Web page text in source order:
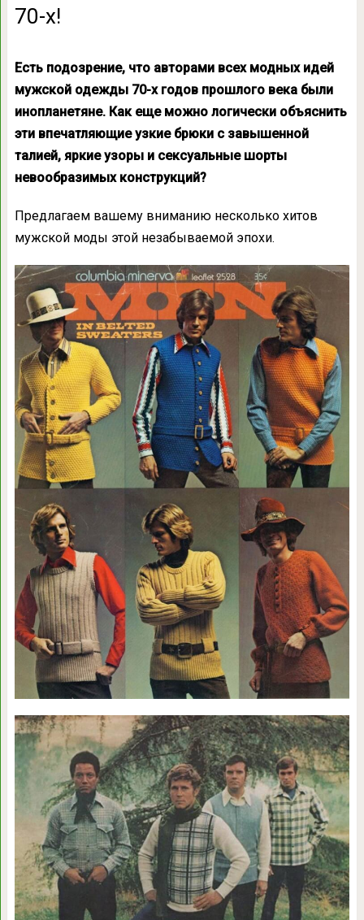
70-х!
Есть подозрение, что авторами всех модных идей
мужской одежды 70-х годов прошлого века были
инопланетяне. Как еще можно логически объяснить
эти впечатляющие узкие брюки с завышенной
талией, яркие узоры и сексуальные шорты
невообразимых конструкций?
Предлагаем вашему вниманию несколько хитов
мужской моды этой незабываемой эпохи.